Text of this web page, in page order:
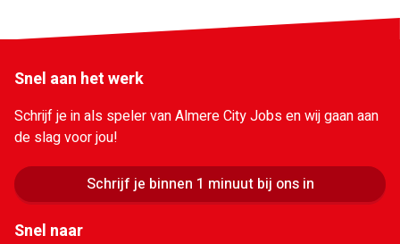
Snel aan het werk
Schrijf je in als speler van Almere City Jobs en wij gaan aan
de slag voor jou!
Schrijf je binnen 1 minuut bij ons in
Snel naar